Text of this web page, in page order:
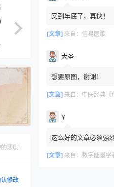
悲剧
修改
又到年底了，真快！
[文章] 来自： 信易医歌
大圣
想要原图，谢谢！
[文章] 来自： 中医经典《
Y
这么好的文章必须强
[文章] 来自： 数字能量学看